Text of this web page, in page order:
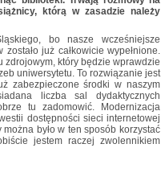
którą w zasadzie należy
bo nasze wcześniejsze
już całkowicie wypełnione.
który będzie wprawdzie
uniwersytetu. To rozwiązanie jest
zabezpieczone środki w naszym
liczba sal dydaktycznych
tu zadomowić. Modernizacja
dostępności sieci internetowej
było w ten sposób korzystać
jestem raczej zwolennikiem